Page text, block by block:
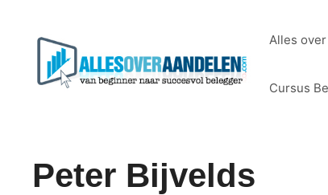
Alles
Cursus
Peter Bijvelds